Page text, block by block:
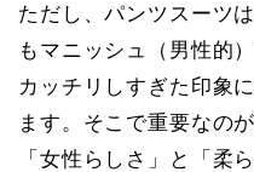
ただし、パンツスーツ
もマニッシュ（男性的
カッチリしすぎた印象
ます。そこで重要なの
「女性らしさ」と「柔